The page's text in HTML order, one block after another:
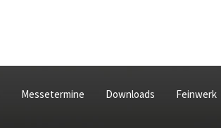
Messetermine Downloads Feinwerk